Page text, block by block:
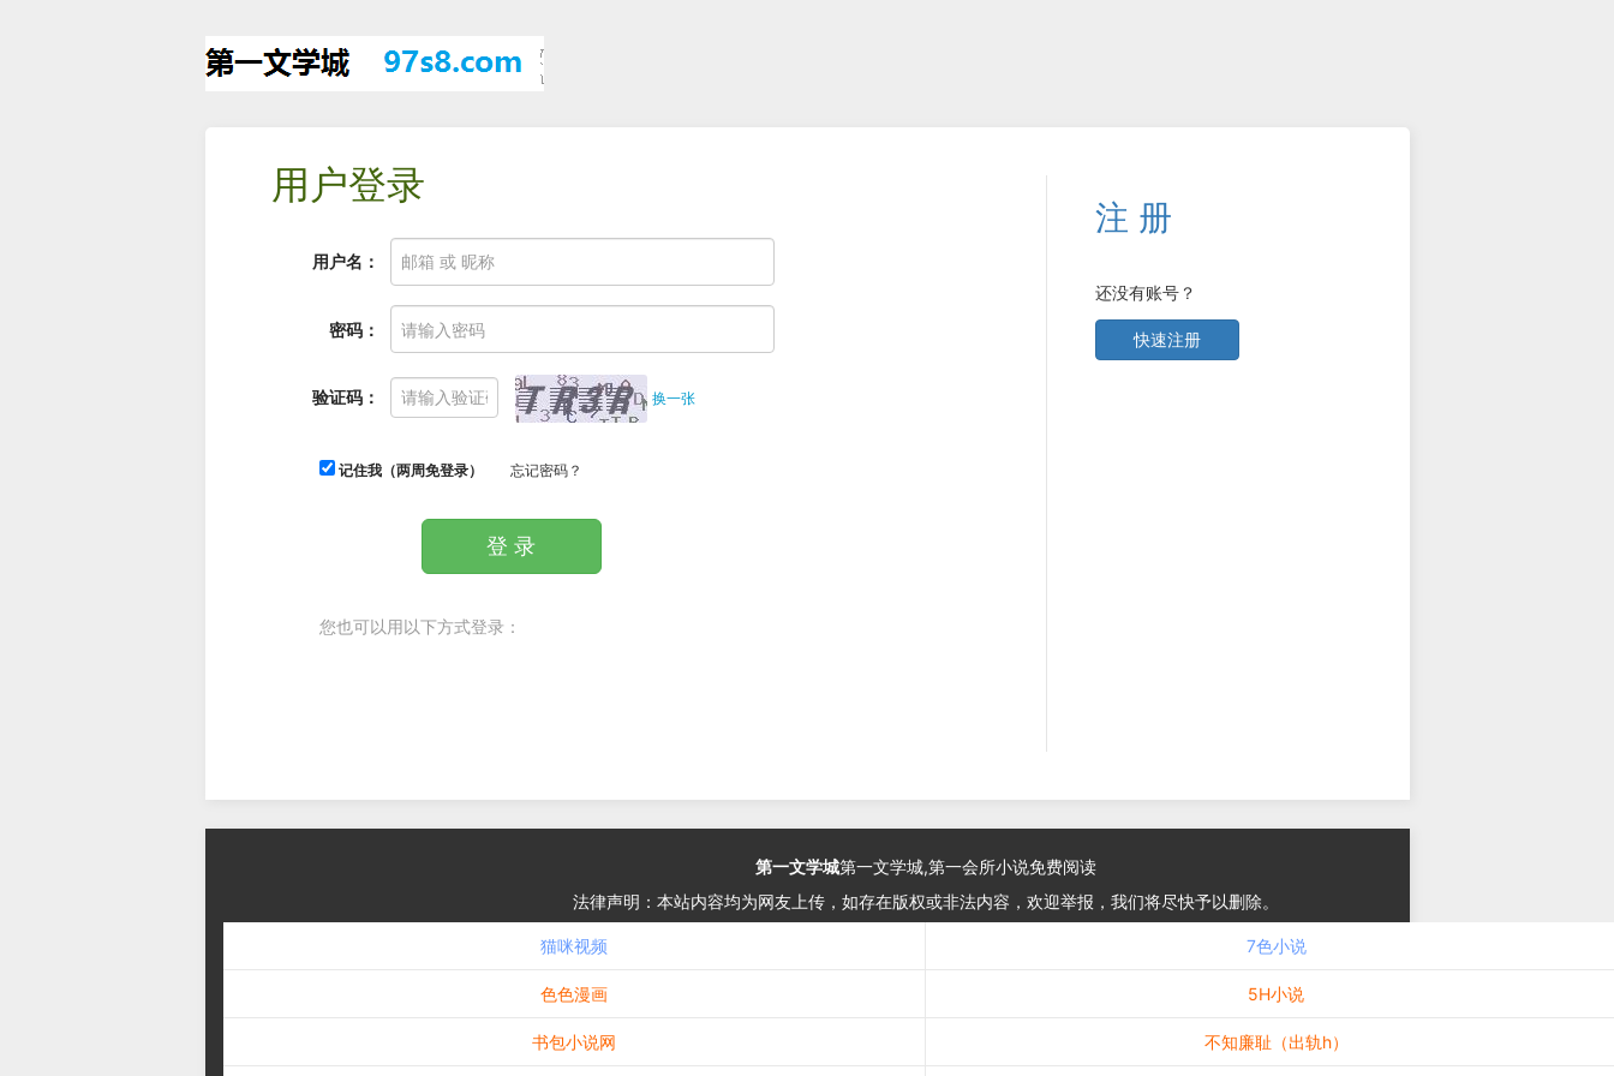
用户登录
用户名：
密码：
验证码： 换一张
记住我（两周免登录） 忘记密码？
登 录
您也可以用以下方式登录：
注 册
还没有账号？
快速注册
第一文学城第一文学城,第一会所小说免费阅读
法律声明：本站内容均为网友上传，如存在版权或非法内容，欢迎举报，我们将尽快予以删除。
猫咪视频 7色小说
色色漫画 5H小说
书包小说网 不知廉耻（出轨h）